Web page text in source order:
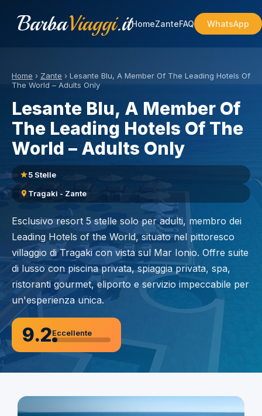
BarbaViaggi.itHomeZanteFAQ WhatsApp
Home › Zante › Lesante Blu, A Member Of The Leading Hotels Of
The World – Adults Only
Lesante Blu, A Member Of
The Leading Hotels Of The
World – Adults Only
5 Stelle
Tragaki - Zante
Esclusivo resort 5 stelle solo per adulti, membro dei
Leading Hotels of the World, situato nel pittoresco
villaggio di Tragaki con vista sul Mar Ionio. Offre suite
di lusso con piscina privata, spiaggia privata, spa,
ristoranti gourmet, eliporto e servizio impeccabile per
un'esperienza unica.
9.2Eccellente